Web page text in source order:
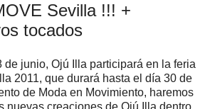
Sevilla !!! +
tocados
de junio, Ojú Illa participará en la feria
2011, que durará hasta el día 30 de
de Moda en Movimiento, haremos
nuevas creaciones de Ojú Illa dentro